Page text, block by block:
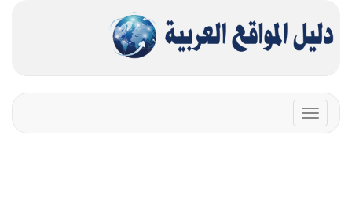
Toggle
navigation